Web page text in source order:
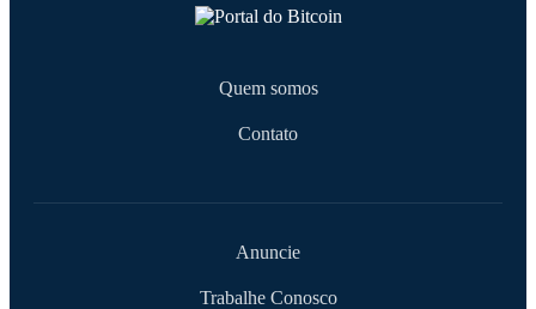
Quem somos
Contato
Anuncie
Trabalhe Conosco